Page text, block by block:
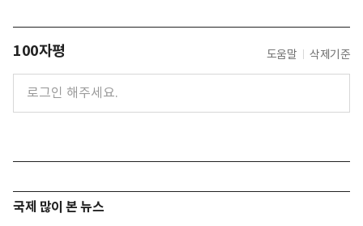
100자평 도움말 삭제기준
국제 많이 본 뉴스